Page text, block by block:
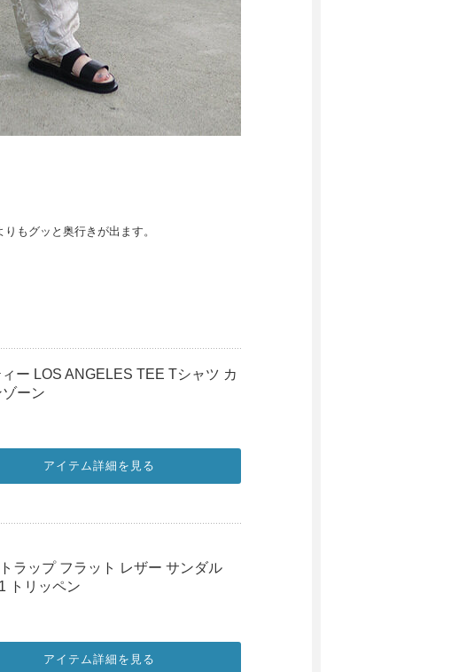
もグッと奥行きが出ます。
ー LOS ANGELES TEE Tシャツ カ
ーン
アイテム詳細を見る
ラップ フラット レザー サンダル
トリッペン
アイテム詳細を見る